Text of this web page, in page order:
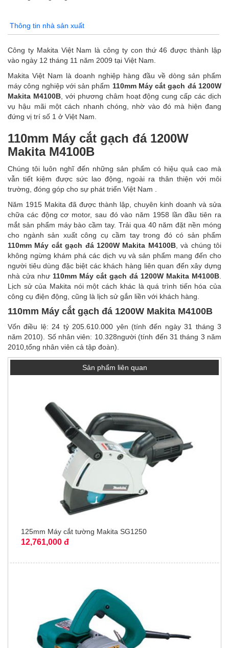
Thông tin nhà sản xuất
Công ty Makita Việt Nam là công ty con thứ 46 được thành lập
vào ngày 12 tháng 11 năm 2009 tại Việt Nam.
Makita Việt Nam là doanh nghiệp hàng đầu về dòng sản phẩm
máy công nghiệp với sản phẩm 110mm Máy cắt gạch đá 1200W
Makita M4100B, với phương châm hoạt động cung cấp các dịch
vụ hậu mãi một cách nhanh chóng, nhờ vào đó mà hiện đang
đứng vị trí số 1 ở Việt Nam.
110mm Máy cắt gạch đá 1200W
Makita M4100B
Chúng tôi luôn nghĩ đến những sản phẩm có hiệu quả cao mà
vẫn tiết kiệm được sức lao động, ngoài ra thân thiện với môi
trường, đóng góp cho sự phát triển Việt Nam .
Năm 1915 Makita đã được thành lập, chuyên kinh doanh và sửa
chữa các động cơ motor, sau đó vào năm 1958 lần đầu tiên ra
mắt sản phẩm máy bào cầm tay. Trải qua 40 năm đặt nền móng
cho ngành sản xuất công cụ cầm tay trong đó có sản phẩm
110mm Máy cắt gạch đá 1200W Makita M4100B, và chúng tôi
không ngừng khám phá các dịch vụ và sản phẩm mang đến cho
người tiêu dùng đặc biệt các khách hàng liên quan đến xây dựng
nhà cửa như 110mm Máy cắt gạch đá 1200W Makita M4100B
Lịch sử của Makita nói một cách khác là quá trình tiến hóa của
công cụ điện động, cũng là lịch sử gắn liền với khách hàng.
110mm Máy cắt gạch đá 1200W Makita M4100B
Vốn điều lệ: 24 tỷ 205.610.000 yên (tính đến ngày 31 tháng 3
năm 2010). Số nhân viên: 10.328người (tính đến 31 tháng 3 năm
2010,tổng nhân viên cả tập đoàn).
Sản phẩm liên quan
125mm Máy cắt tường Makita SG1250
12,761,000 đ